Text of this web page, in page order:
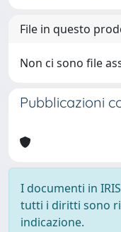
File in questo
Non ci sono file
Pubblicazioni
I documenti in
tutti i diritti sono
indicazione.